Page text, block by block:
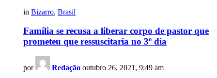
in Bizarro, Brasil
Família se recusa a liberar corpo de pastor que
prometeu que ressuscitaria no 3º dia
por Redação outubro 26, 2021, 9:49 am